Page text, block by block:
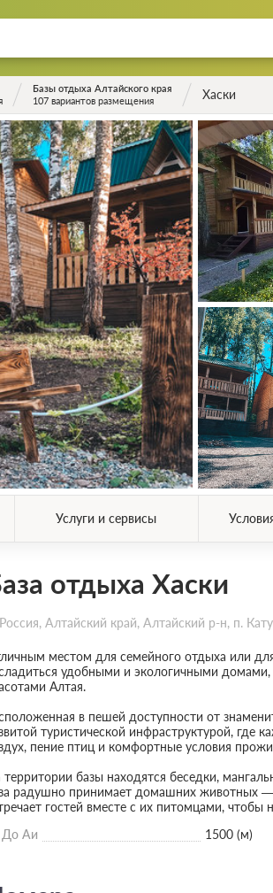
Базы отдыха Алтайского края
107 вариантов размещения
Хаски
Услуги и сервисы
отдыха Хаски
Алтайский край, Алтайский р-н, п.
местом для семейного отдыха или
удобными и экологичными домами,
Алтая.
в пешей доступности от
туристической инфраструктурой, где
пение птиц и комфортные условия
базы находятся беседки,
радушно принимает домашних животных —
гостей вместе с их питомцами, чтобы
До Аи
1500 (м)